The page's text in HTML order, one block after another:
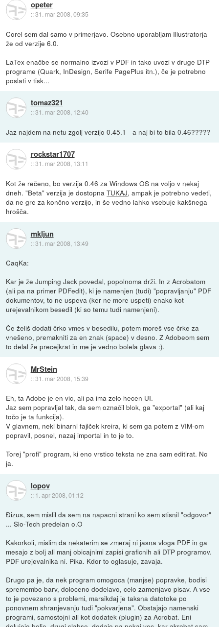
opeter
::31. mar 2008, 09:35
Corel sem dal samo v primerjavo. Osebno uporabljam Illustratorja
že od verzije 6.0.
LaTex enačbe se normalno izvozi v PDF in tako uvozi v druge DTP
programe (Quark, InDesign, Serife PagePlus itn.), če je potrebno
poslati v tisk...
tomaz321
::31. mar 2008, 12:40
Jaz najdem na netu zgolj verzijo 0.45.1 - a naj bi to bila 0.46?????
rockstar1707
::31. mar 2008, 13:11
Kot že rečeno, bo verzija 0.46 za Windows OS na voljo v nekaj
dneh. "Beta" verzija je dostopnaTUKAJ, ampak je potrebno vedeti,
da ne gre za končno verzijo, in še vedno lahko vsebuje kakšnega
hrošča.
mkljun
::31. mar 2008, 13:49
CaqKa:
Kar je že Jumping Jack povedal, popolnoma drži. In z Acrobatom
(ali pa na primer PDFedit), ki je namenjen (tudi) "popravljanju" PDF
dokumentov, to ne uspeva (ker ne more uspeti) enako kot
urejevalnikom besedil (ki so temu tudi namenjeni).
Če želiš dodati črko vmes v besedilu, potem moreš vse črke za
vnešeno, premakniti za en znak (space) v desno. Z Adobeom sem
to delal že precejkrat in me je vedno bolela glava :).
MrStein
::31. mar 2008, 15:39
Eh, ta Adobe je en vic, ali pa ima zelo hecen UI.
Jaz sem popravljal tak, da sem označil blok, ga "exportal" (ali kaj
točo je ta funkcija).
V glavnem, neki binarni fajlček kreira, ki sem ga potem z VIM-om
popravil, posnel, nazaj importal in to je to.
Torej "profi" program, ki eno vrstico teksta ne zna sam editirat. No
ja.
lopov
:: 1. apr 2008, 01:12
Đizus, sem mislil da sem na napacni strani ko sem stisnil "odgovor"
... Slo-Tech predelan o.O
Kakorkoli, mislim da nekaterim se zmeraj ni jasna vloga PDF in ga
mesajo z bolj ali manj obicajnimi zapisi graficnih ali DTP programov.
PDF urejevalnika ni. Pika. Kdor to oglasuje, zavaja.
Drugo pa je, da nek program omogoca (manjse) popravke, bodisi
spremembo barv, doloceno dodelavo, celo zamenjavo pisav. A vse
to je povezano s problemi, marsikdaj je taksna datotoke po
ponovnem shranjevanju tudi "pokvarjena". Obstajajo namenski
programi, samostojni ali kot dodatek (plugin) za Acrobat. Eni